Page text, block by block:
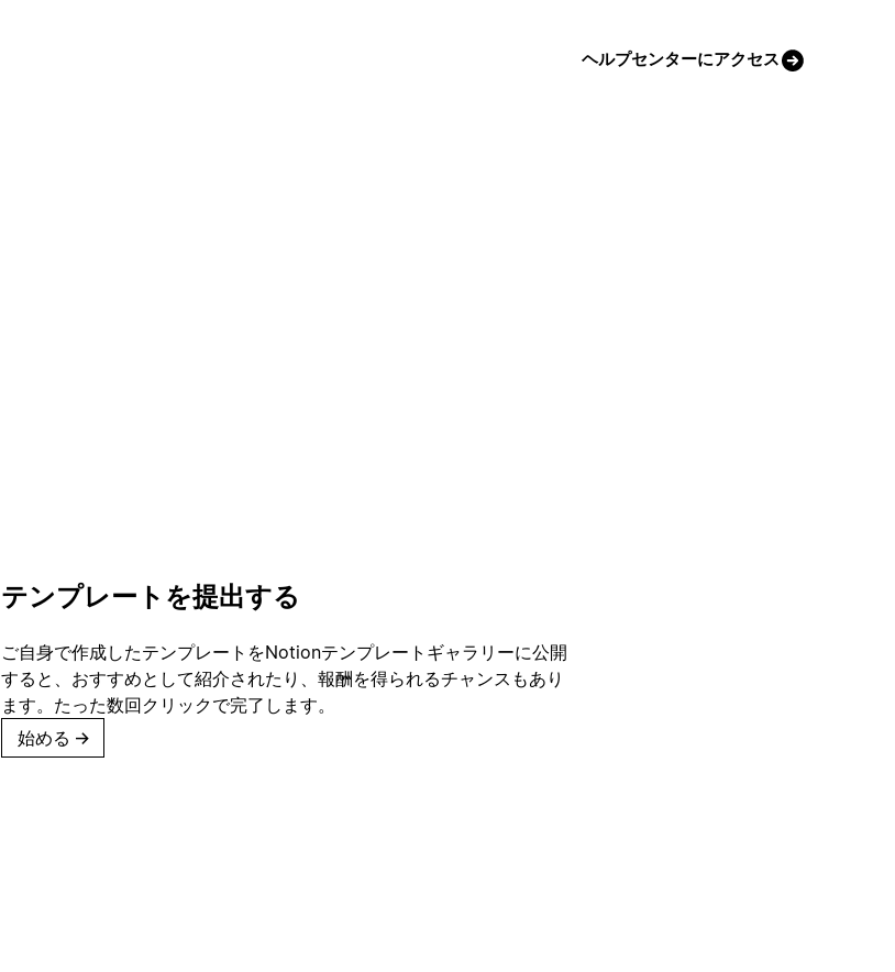
ヘルプセンターにアクセス
テンプレートを提出する
ご自身で作成したテンプレートをNotionテンプレートギャラリーに公開
すると、おすすめとして紹介されたり、報酬を得られるチャンスもあり
ます。たった数回クリックで完了します。
始める →